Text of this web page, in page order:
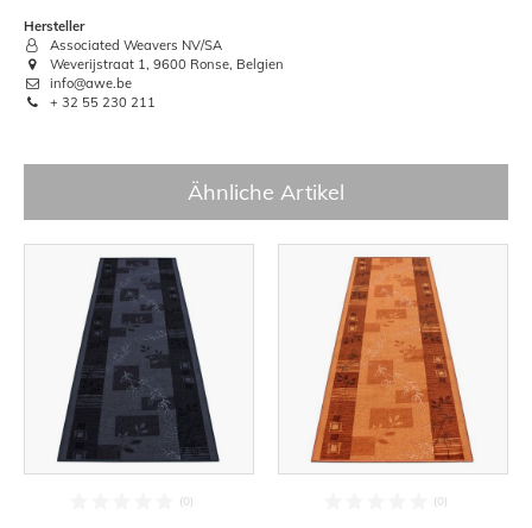
Hersteller
Associated Weavers NV/SA
Weverijstraat 1, 9600 Ronse, Belgien
info@awe.be
+ 32 55 230 211
Ähnliche Artikel